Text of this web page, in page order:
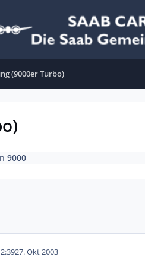
(9000er Turbo)
9000
27. Okt 2003